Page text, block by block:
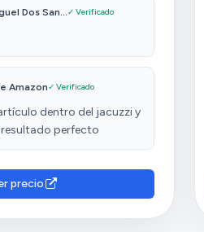
Dos San...✓ Verificado
Amazon✓ Verificado
dentro del jacuzzi y
perfecto
precio